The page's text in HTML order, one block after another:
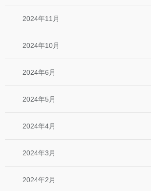
2024年11月
2024年10月
2024年6月
2024年5月
2024年4月
2024年3月
2024年2月